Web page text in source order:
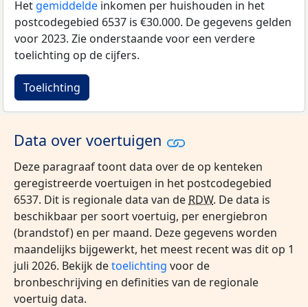
Het gemiddelde inkomen per huishouden in het
postcodegebied 6537 is €30.000. De gegevens gelden
voor 2023. Zie onderstaande voor een verdere
toelichting op de cijfers.
Toelichting
Data over voertuigen
Deze paragraaf toont data over de op kenteken
geregistreerde voertuigen in het postcodegebied
6537. Dit is regionale data van de RDW. De data is
beschikbaar per soort voertuig, per energiebron
(brandstof) en per maand. Deze gegevens worden
maandelijks bijgewerkt, het meest recent was dit op 1
juli 2026. Bekijk detoelichting voor de
bronbeschrijving en definities van de regionale
voertuig data.